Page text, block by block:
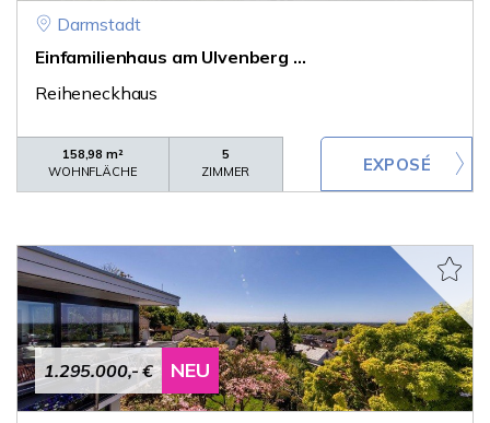
Darmstadt
Einfamilienhaus am Ulvenberg ...
Reiheneckhaus
158,98 m²
WOHNFLÄCHE
5
ZIMMER
1.295.000,- € NEU